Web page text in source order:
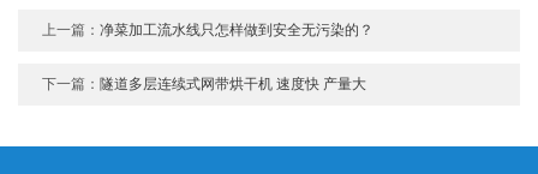
上一篇：净菜加工流水线只怎样做到安全无污染的？
下一篇：隧道多层连续式网带烘干机 速度快 产量大